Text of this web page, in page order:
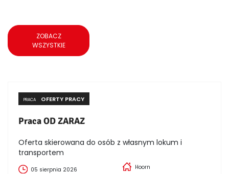
ZOBACZ
WSZYSTKIE
PRACA OFERTY PRACY
Praca OD ZARAZ
Oferta skierowana do osób z własnym lokum i
transportem
05 sierpnia 2026 Hoorn